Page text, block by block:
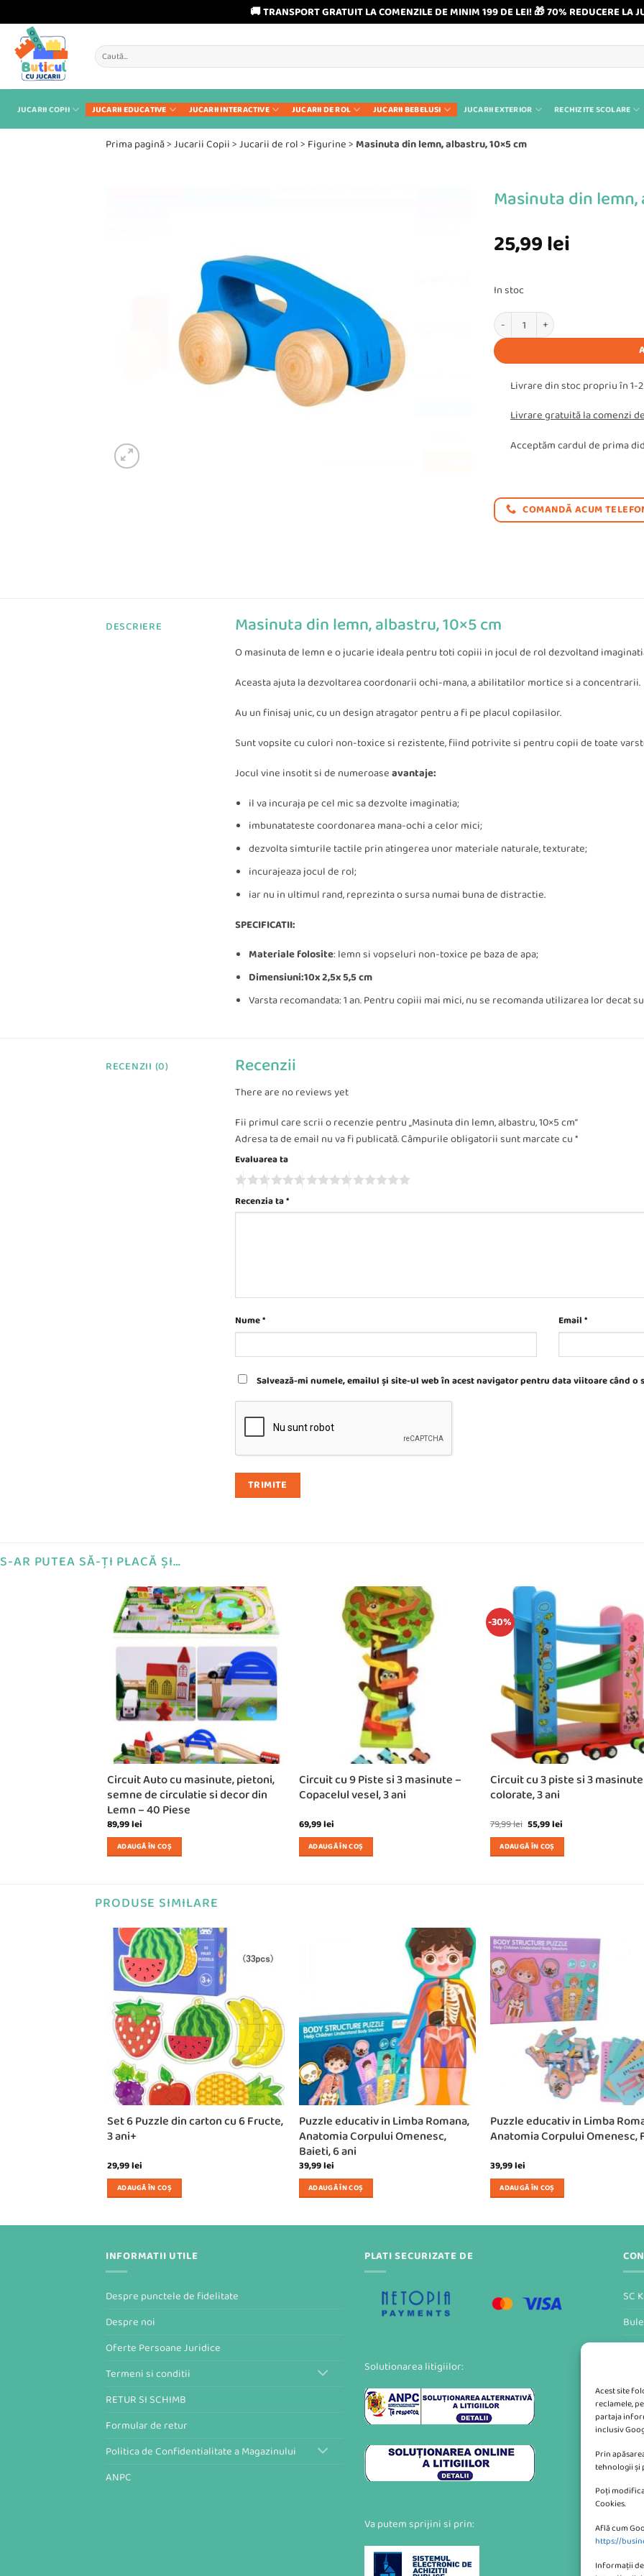
Acest site
reclamele,
partaja
inclusiv
Prin
tehnologii și
Poți
Cookies.
Află cum
https://
Informații
🚚 TRANSPORT GRATUIT LA COMENZILE DE MINIM 199 DE LEI! 🎁 70% REDUCERE LA
content
Caută
după:
JUCARII COPII JUCARII EDUCATIVE JUCARII INTERACTIVE JUCARII DE ROL JUCARII BEBELUSI JUCARII EXTERIOR RECHIZITE SCOLARE
Prima pagină>Jucarii Copii>Jucarii de rol> Figurine> Masinuta din lemn, albastru, 10×5 cm
Masinuta din lemn,
25,99lei
In stoc
Cantitate Masinuta din lemn,
Livrare din stoc propriu în 1-
Livrare gratuită la comenzi
Acceptăm cardul de prima
COMANDĂ ACUM
DESCRIERE Masinuta din lemn, albastru, 10×5 cm
O masinuta de lemn e o jucarie ideala pentru toti copiii in jocul de rol dezvoltand
Aceasta ajuta la dezvoltarea coordonarii ochi-mana, a abilitatilor mortice si a concentrarii.
Au un finisaj unic, cu un design atragator pentru a fi pe placul copilasilor.
Sunt vopsite cu culori non-toxice si rezistente, fiind potrivite si pentru copii de toate
Jocul vine insotit si de numeroaseavantaje:
il va incuraja pe cel mic sa dezvolte imaginatia;
imbunatateste coordonarea mana-ochi a celor mici;
dezvolta simturile tactile prin atingerea unor materiale naturale, texturate;
incurajeaza jocul de rol;
iar nu in ultimul rand, reprezinta o sursa numai buna de distractie.
SPECIFICATII:
Materiale folosite: lemn si vopseluri non-toxice pe baza de apa;
Dimensiuni:10x 2,5x 5,5 cm
Varsta recomandata: 1 an. Pentru copiii mai mici, nu se recomanda utilizarea lor decat
RECENZII (0) Recenzii
There are no reviews yet
Fii primul care scrii o recenzie pentru „Masinuta din lemn, albastru, 10×5 cm”
Adresa ta de email nu va fi publicată.Câmpurile obligatorii sunt marcate cu*
Evaluarea ta
Recenzia ta*
Nume* Email *
Salvează-mi numele, emailul și site-ul web în acest navigator pentru data viitoare când o
S-AR PUTEA SĂ-ȚI PLACĂ ȘI…
Circuit Auto cu masinute, pietoni,
semne de circulatie si decor din
Lemn – 40 Piese
89,99lei
ADAUGĂ ÎN COȘ
Circuit cu 9 Piste si 3 masinute –
Copacelul vesel, 3 ani
69,99lei
ADAUGĂ ÎN COȘ
-30%
Circuit cu 3 piste si 3 masinute
colorate, 3 ani
79,99lei Prețul
inițial
a
fost:
79,99 lei.
55,99leiPrețul
55,99 lei.
ADAUGĂ ÎN COȘ
PRODUSE SIMILARE
Set 6 Puzzle din carton cu 6 Fructe,
3 ani+
29,99lei
ADAUGĂ ÎN COȘ
Puzzle educativ in Limba Romana,
Anatomia Corpului Omenesc,
Baieti, 6 ani
39,99lei
ADAUGĂ ÎN COȘ
Puzzle educativ in Limba
Anatomia Corpului Omenesc,
39,99lei
ADAUGĂ ÎN COȘ
INFORMATII UTILE
Despre punctele de fidelitate
Despre noi
Oferte Persoane Juridice
Termeni si conditii
RETUR SI SCHIMB
Formular de retur
Politica de Confidentialitate a Magazinului
ANPC
PLATI SECURIZATE DE
Solutionarea litigiilor:
Va putem sprijini si prin:
SC